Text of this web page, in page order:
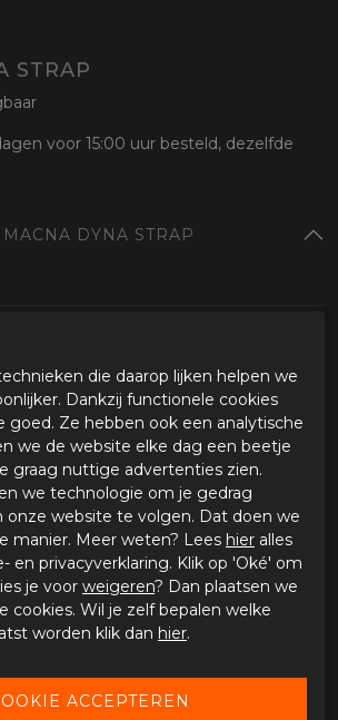
STRAP
voor 15:00 uur besteld, dezelfde
DYNA STRAP
PRODUCTEN
Macna Krown Dames
die daarop lijken helpen we
Dankzij functionele cookies
goed. Ze hebben ook een analytische
we de website elke dag een beetje
graag nuttige advertenties zien.
we technologie om je gedrag
onze website te volgen. Dat doen we
manier. Meer weten? Lees hier alles
en privacyverklaring. Klik op 'Oké' om
je voor weigeren? Dan plaatsen we
cookies. Wil je zelf bepalen welke
worden klik dan hier.